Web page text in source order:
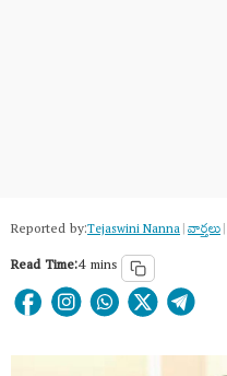
Reported by:Tejaswini Nanna|వార్త‌లు|
Read Time:4 mins